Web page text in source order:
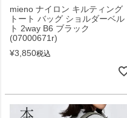
mieno ナイロン キルティング
トート バッグ ショルダーベル
ト 2way B6 ブラック
(07000671r)
¥3,850税込